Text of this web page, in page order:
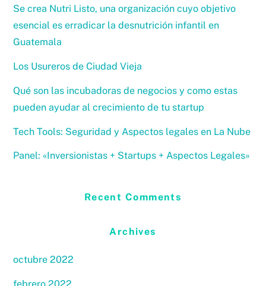
Se crea Nutri Listo, una organización cuyo objetivo
esencial es erradicar la desnutrición infantil en
Guatemala
Los Usureros de Ciudad Vieja
Qué son las incubadoras de negocios y como estas
pueden ayudar al crecimiento de tu startup
Tech Tools: Seguridad y Aspectos legales en La Nube
Panel: «Inversionistas + Startups + Aspectos Legales»
Recent Comments
Archives
octubre 2022